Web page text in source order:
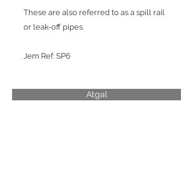
These are also referred to as a spill rail
or leak-off pipes.
Jem Ref: SP6
Atgal